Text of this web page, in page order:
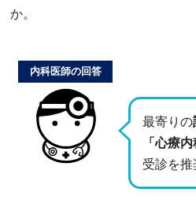
か。
最寄りの
「心療
受診を推
内科医師の回答